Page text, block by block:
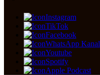
Instagram
TikTok
Facebook
WhatsApp Kanal
Youtube
Spotify
Apple Podcast